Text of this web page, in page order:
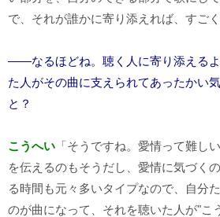
で、それが誰かに寄り添えれば、すご
――なるほどね。聴く人に寄り添える
た人がその曲に支えられてあったかい
と？
こうへい 「そうですね。愛情って難し
を伝えるのもそうだし、愛情に気づく
る時間も元々多いタイプなので、自分
のが曲になって、それを聴いた人が"こ